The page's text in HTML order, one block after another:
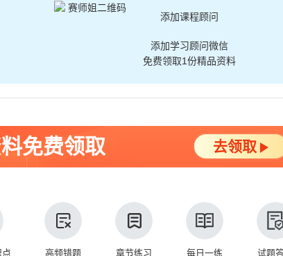
添加课程顾问
添加学习顾问微信
免费领取1份精品资料
免费领取 去领取
高频错题 章节练习 每日一练 试题